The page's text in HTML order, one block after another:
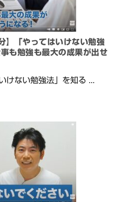
】「やってはいけない勉強
も勉強も最大の成果が出せ
けない勉強法」を知る ...